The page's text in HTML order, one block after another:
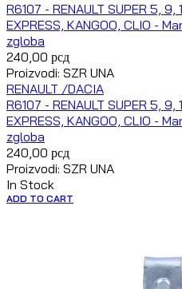
R6107 - RENAULT SUPER 5, 9,
EXPRESS, KANGOO, CLIO -
zgloba
240,00 рсд
Proizvodi: SZR UNA
RENAULT /DACIA
R6107 - RENAULT SUPER 5, 9,
EXPRESS, KANGOO, CLIO -
zgloba
240,00 рсд
Proizvodi: SZR UNA
In Stock
ADD TO CART